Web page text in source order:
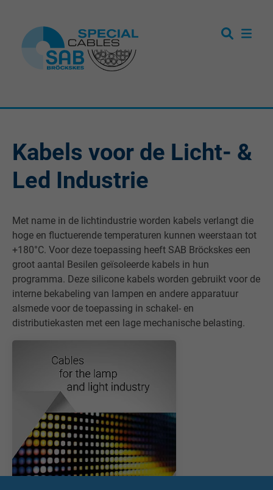
Kabels voor de Licht- &
Led Industrie
Met name in de lichtindustrie worden kabels verlangt die
hoge en fluctuerende temperaturen kunnen weerstaan tot
+180°C. Voor deze toepassing heeft SAB Bröckskes een
groot aantal Besilen geïsoleerde kabels in hun
programma. Deze silicone kabels worden gebruikt voor de
interne bekabeling van lampen en andere apparatuur
alsmede voor de toepassing in schakel- en
distributiekasten met een lage mechanische belasting.